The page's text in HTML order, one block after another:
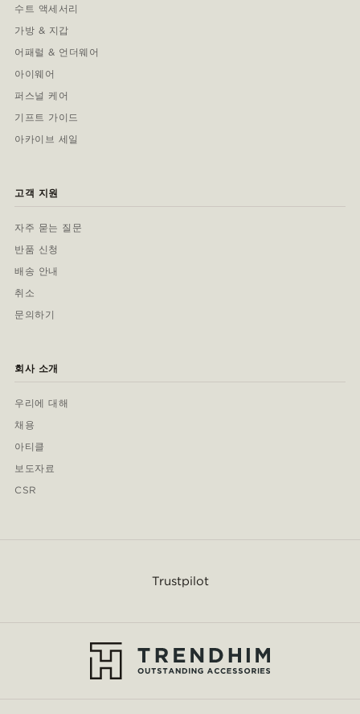
수트 액세서리
가방 & 지갑
어패럴 & 언더웨어
아이웨어
퍼스널 케어
기프트 가이드
아카이브 세일
고객 지원
자주 묻는 질문
반품 신청
배송 안내
취소
문의하기
회사 소개
우리에 대해
채용
아티클
보도자료
CSR
Trustpilot